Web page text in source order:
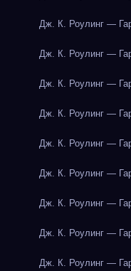
Дж. К. Роулинг —
Дж. К. Роулинг —
Дж. К. Роулинг —
Дж. К. Роулинг —
Дж. К. Роулинг —
Дж. К. Роулинг —
Дж. К. Роулинг —
Дж. К. Роулинг —
Дж. К. Роулинг —